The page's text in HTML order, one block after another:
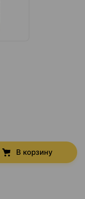
В корзину